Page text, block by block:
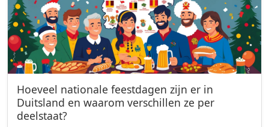
Hoeveel nationale feestdagen zijn er in
Duitsland en waarom verschillen ze per
deelstaat?